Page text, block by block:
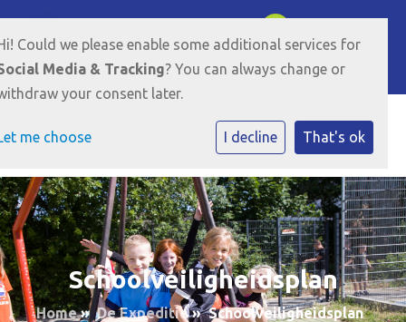
E-mailadres
Schoolveiligheidsplan
Home» De Expeditie» Schoolveiligheidsplan
Could we please enable some additional services for
Media & Tracking? You can always change or
your consent later.
me choose I decline That's ok